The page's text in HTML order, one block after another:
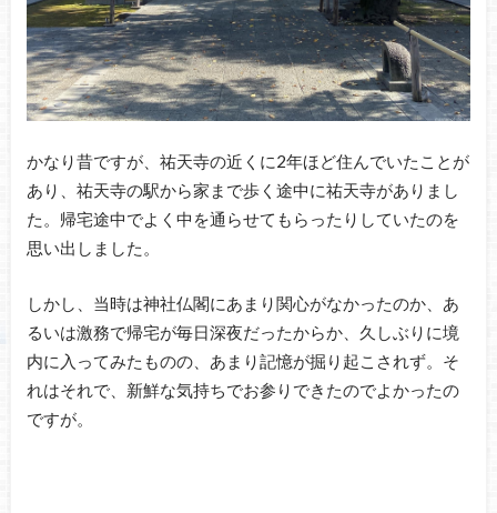
かなり昔ですが、祐天寺の近くに2年ほど住んでいたことが
あり、祐天寺の駅から家まで歩く途中に祐天寺がありまし
た。帰宅途中でよく中を通らせてもらったりしていたのを
思い出しました。
しかし、当時は神社仏閣にあまり関心がなかったのか、あ
るいは激務で帰宅が毎日深夜だったからか、久しぶりに境
内に入ってみたものの、あまり記憶が掘り起こされず。そ
れはそれで、新鮮な気持ちでお参りできたのでよかったの
ですが。